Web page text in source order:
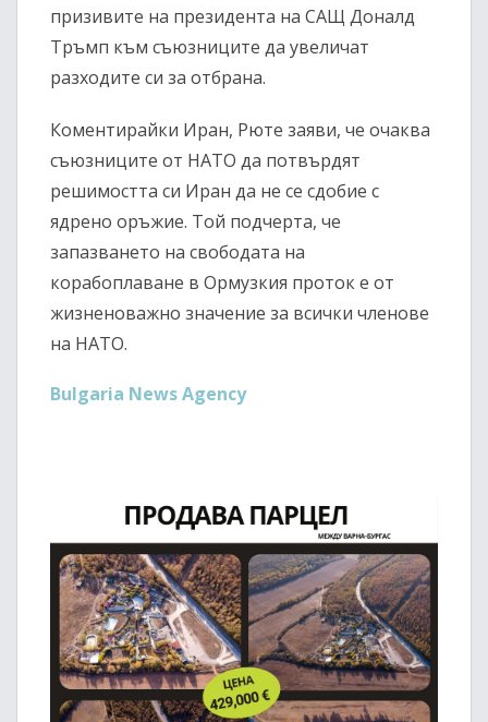
призивите на президента на САЩ Доналд
Тръмп към съюзниците да увеличат
разходите си за отбрана.
Коментирайки Иран, Рюте заяви, че очаква
съюзниците от НАТО да потвърдят
решимостта си Иран да не се сдобие с
ядрено оръжие. Той подчерта, че
запазването на свободата на
корабоплаване в Ормузкия проток е от
жизненоважно значение за всички членове
на НАТО.
Bulgaria News Agency